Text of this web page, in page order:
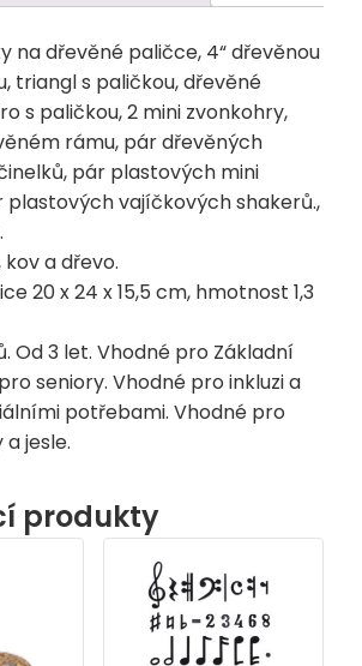
na dřevěné paličce, 4“ dřevěnou
triangl s paličkou, dřevěné
s paličkou, 2 mini zvonkohry,
rámu, pár dřevěných
pár plastových mini
plastových vajíčkových shakerů.,
a dřevo.
20 x 24 x 15,5 cm, hmotnost 1,3
Od 3 let. Vhodné pro Základní
seniory. Vhodné pro inkluzi a
potřebami. Vhodné pro
jesle.
produkty